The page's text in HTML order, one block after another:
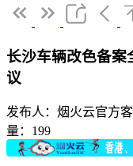
长沙车辆改色备案
议
发布人：烟火云官方
量：199